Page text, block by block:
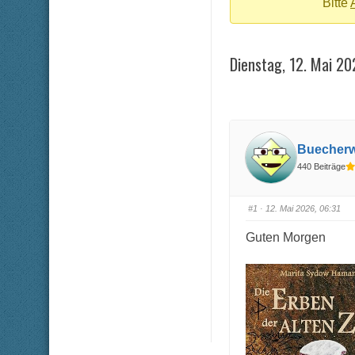
Du
hier:
Bitte
Dienstag, 12. Mai
440 Beiträge
#1 · 12. Mai 2026, 06:31
Guten Morgen